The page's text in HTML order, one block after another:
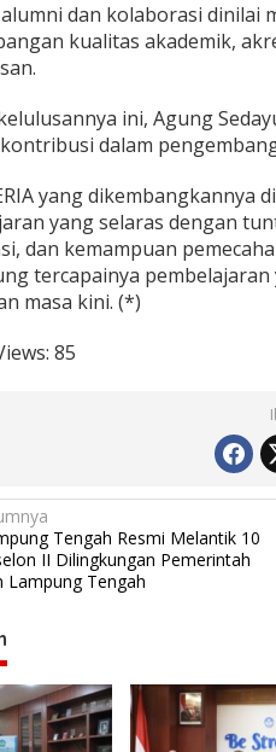
dan kolaborasi dinilai
kualitas akademik,
ini, Agung
dalam
yang dikembangkannya
yang selaras dengan
dan kemampuan
tercapainya
masa kini. (*)
85
Tengah Resmi Melantik 10
II Dilingkungan Pemerintah
Lampung Tengah